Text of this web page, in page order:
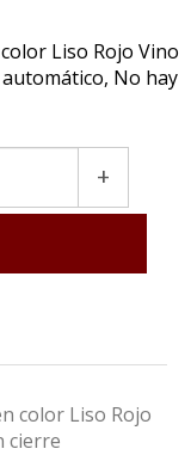
Liso Rojo Vino
No hay
+
color Liso Rojo
cierre